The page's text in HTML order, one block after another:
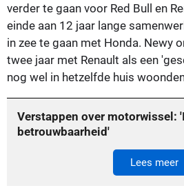
verder te gaan voor Red Bull en
einde aan 12 jaar lange
in zee te gaan met Honda. Newy
twee jaar met Renault als een
nog wel in hetzelfde huis
Verstappen over motorwissel:
betrouwbaarheid'
Lees meer